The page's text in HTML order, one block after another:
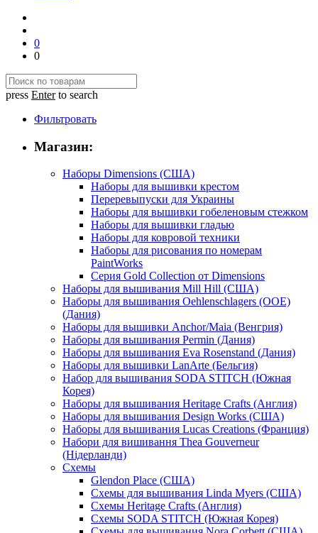
0
0
press Enterto search
Фильтровать
Магазин:
Наборы Dimensions (США)
Наборы для вышивки крестом
Переревыпуски для Украины
Наборы для вышивки гобеленовым стежком
Наборы для вышивки гладью
Наборы для ковровой техники
Наборы для рисования по номерам
PaintWorks
Серия Gold Collection от Dimensions
Наборы для вышивания Mill Hill (США)
Наборы для вышивания Oehlenschlagers (OOE)
(Дания)
Наборы для вышивки Anchor/Maia (Венгрия)
Наборы для вышивания Permin (Дания)
Наборы для вышивания Eva Rosenstand (Дания)
Наборы для вышивки LanArte (Бельгия)
Набор для вышивания SODA STITCH (Южная
Корея)
Наборы для вышивания Heritage Crafts (Англия)
Наборы для вышивания Design Works (США)
Наборы для вышивания Lucas Creations (Франция)
Набори для вишивання Thea Gouverneur
(Нідерланди)
Схемы
Glendon Place (США)
Схемы для вышивания Linda Myers (США)
Схемы Heritage Crafts (Англия)
Схемы SODA STITCH (Южная Корея)